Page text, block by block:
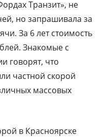
Транзит», не
но запрашивала за
За 6 лет стоимость
Знакомые с
говорят, что
частной скорой
массовых
в Красноярске